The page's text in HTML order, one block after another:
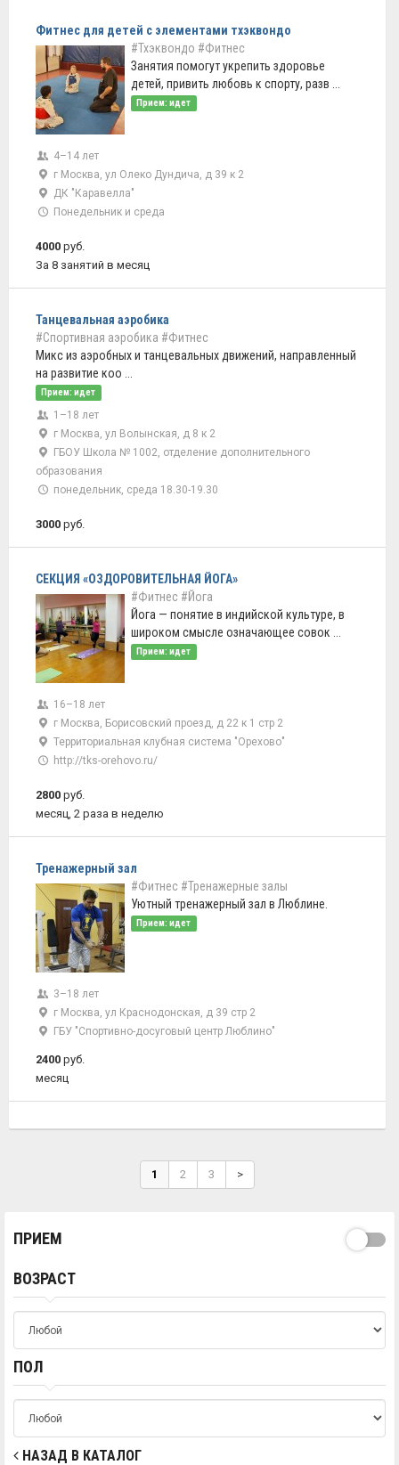
Фитнес для детей с элементами тхэквондо
#Тхэквондо #Фитнес
Занятия помогут укрепить здоровье
детей, привить любовь к спорту, разв ...
Прием: идет
4–14 лет
г Москва, ул Олеко Дундича, д 39 к 2
ДК "Каравелла"
Понедельник и среда
4000 руб.
За 8 занятий в месяц
Танцевальная аэробика
#Спортивная аэробика #Фитнес
Микс из аэробных и танцевальных движений, направленный
на развитие коо ...
Прием: идет
1–18 лет
г Москва, ул Волынская, д 8 к 2
ГБОУ Школа № 1002, отделение дополнительного
образования
понедельник, среда 18.30-19.30
3000 руб.
СЕКЦИЯ «ОЗДОРОВИТЕЛЬНАЯ ЙОГА»
#Фитнес #Йога
Йога — понятие в индийской культуре, в
широком смысле означающее совок ...
Прием: идет
16–18 лет
г Москва, Борисовский проезд, д 22 к 1 стр 2
Территориальная клубная система "Орехово"
http://tks-orehovo.ru/
2800 руб.
месяц, 2 раза в неделю
Тренажерный зал
#Фитнес #Тренажерные залы
Уютный тренажерный зал в Люблине.
Прием: идет
3–18 лет
г Москва, ул Краснодонская, д 39 стр 2
ГБУ "Спортивно-досуговый центр Люблино"
2400 руб.
месяц
1 2 3 >
ПРИЕМ
ВОЗРАСТ
ПОЛ
НАЗАД В КАТАЛОГ